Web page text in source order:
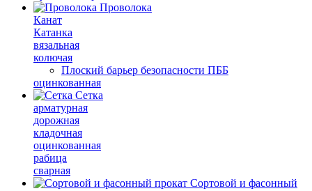
Проволока
Канат
Катанка
вязальная
колючая
Плоский барьер безопасности ПББ
оцинкованная
Сетка
арматурная
дорожная
кладочная
оцинкованная
рабица
сварная
Сортовой и фасонный